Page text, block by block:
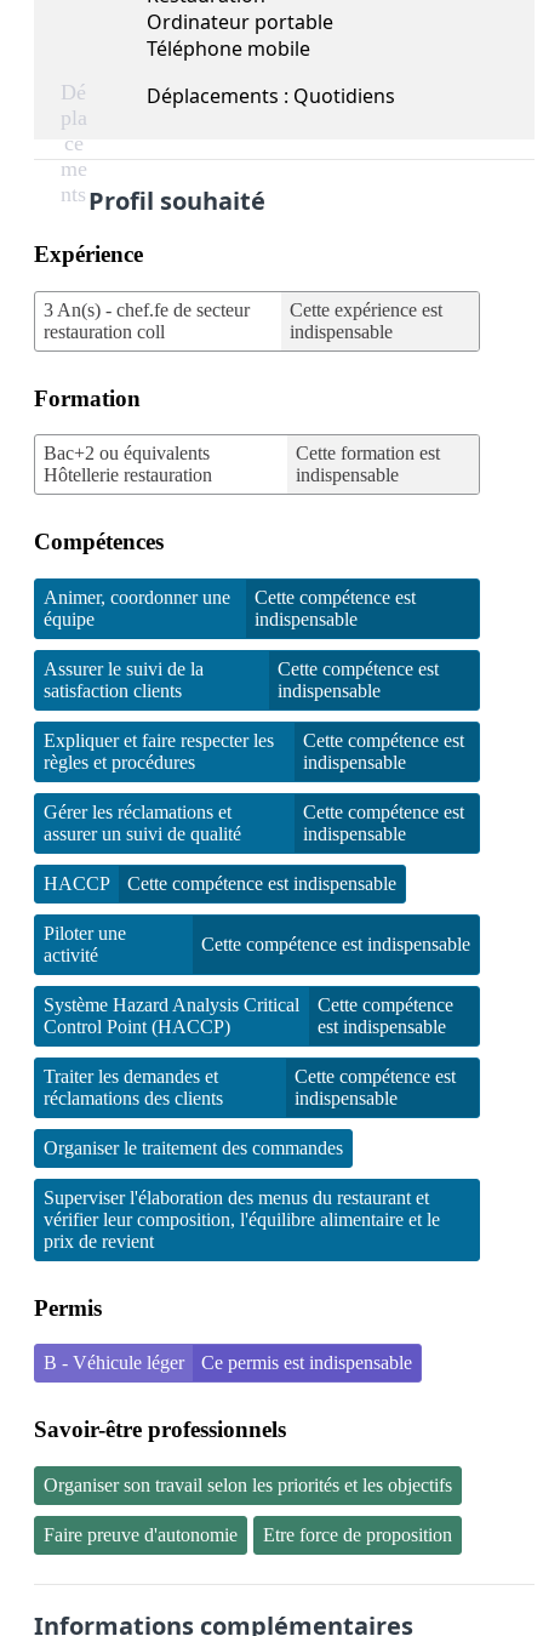
Ordinateur portable
Téléphone mobile
Dé
pla
ce
me
nts
Déplacements : Quotidiens
Profil souhaité
Expérience
3 An(s) - chef.fe de secteur
restauration coll
Cette expérience est
indispensable
Formation
Bac+2 ou équivalents
Hôtellerie restauration
Cette formation est
indispensable
Compétences
Animer, coordonner une
équipe
Cette compétence est
indispensable
Assurer le suivi de la
satisfaction clients
Cette compétence est
indispensable
Expliquer et faire respecter les
règles et procédures
Cette compétence est
indispensable
Gérer les réclamations et
assurer un suivi de qualité
Cette compétence est
indispensable
HACCP Cette compétence est indispensable
Piloter une
activité
Cette compétence est indispensable
Système Hazard Analysis Critical
Control Point (HACCP)
Cette compétence
est indispensable
Traiter les demandes et
réclamations des clients
Cette compétence est
indispensable
Organiser le traitement des commandes
Superviser l'élaboration des menus du restaurant et
vérifier leur composition, l'équilibre alimentaire et le
prix de revient
Permis
B - Véhicule léger Ce permis est indispensable
Savoir-être professionnels
Organiser son travail selon les priorités et les objectifs
Faire preuve d'autonomie Etre force de proposition
Informations complémentaires